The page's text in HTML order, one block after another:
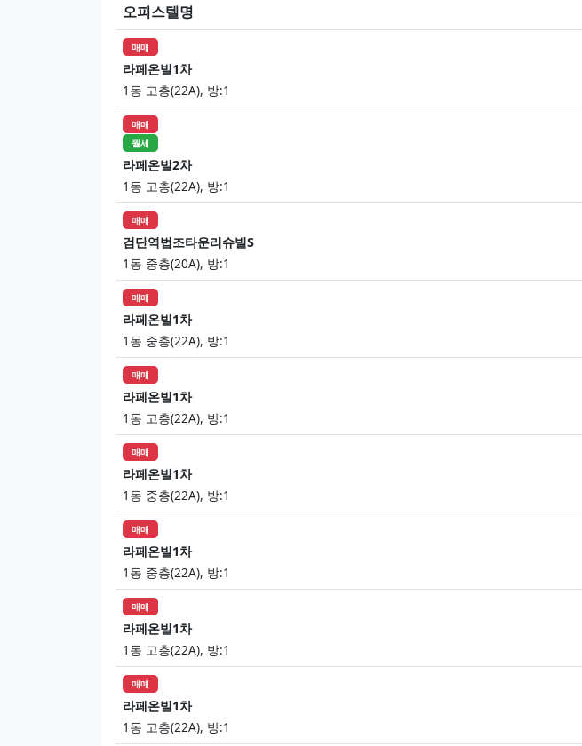
오피스텔명
매매
라페온빌1차
1동 고층(22A), 방:1
매매
월세
라페온빌2차
1동 고층(22A), 방:1
매매
검단역법조타운리슈빌S
1동 중층(20A), 방:1
매매
라페온빌1차
1동 중층(22A), 방:1
매매
라페온빌1차
1동 고층(22A), 방:1
매매
라페온빌1차
1동 중층(22A), 방:1
매매
라페온빌1차
1동 중층(22A), 방:1
매매
라페온빌1차
1동 고층(22A), 방:1
매매
라페온빌1차
1동 고층(22A), 방:1